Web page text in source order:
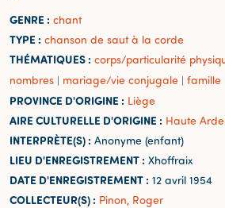
GENRE : chant
TYPE : chanson de saut à la corde
THÉMATIQUES : corps/particularité
nombres | mariage/vie conjugale | famille
PROVINCE D'ORIGINE : Liège
AIRE CULTURELLE D'ORIGINE : Haute
INTERPRÈTE(S) : Anonyme (enfant)
LIEU D'ENREGISTREMENT : Xhoffraix
DATE D'ENREGISTREMENT : 12 avril 1954
COLLECTEUR(S) : Pinon, Roger